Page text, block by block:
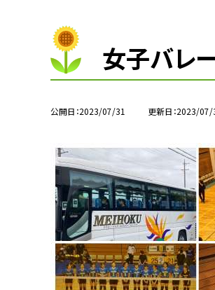
女子バレ
公開日 2023/07/31 更新日 2023/07/